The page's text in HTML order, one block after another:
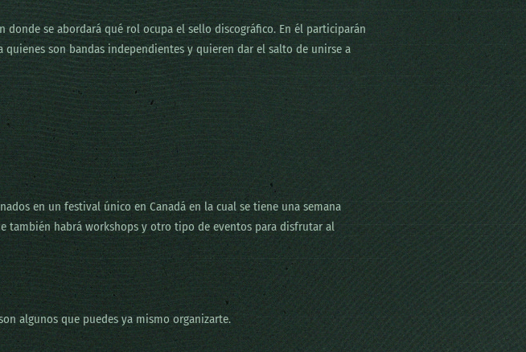
se abordará qué rol ocupa el sello discográfico. En él participarán
son bandas independientes y quieren dar el salto de unirse a
en un festival único en Canadá en la cual se tiene una semana
también habrá workshops y otro tipo de eventos para disfrutar al
algunos que puedes ya mismo organizarte.